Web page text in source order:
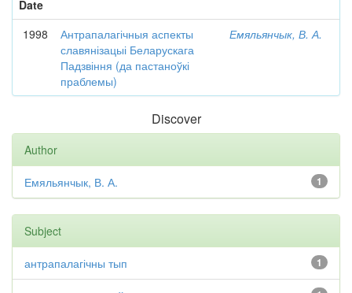
Date
1998
Антрапалагічныя аспекты
славянізацыі Беларускага
Падзвіння (да пастаноўкі
праблемы)
Емяльянчык, В. А.
Discover
Author
1
Емяльянчык, В. А.
Subject
1
антрапалагічны тып